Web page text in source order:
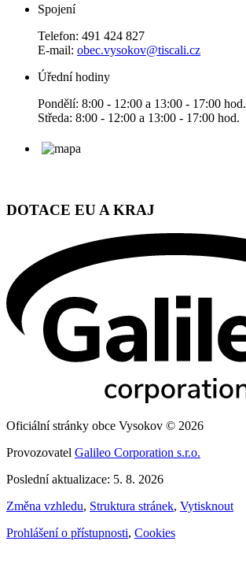
Spojení
Telefon: 491 424 827
E-mail: obec.vysokov@tiscali.cz
Úřední hodiny
Pondělí: 8:00 - 12:00 a 13:00 - 17:00 hod.
Středa: 8:00 - 12:00 a 13:00 - 17:00 hod.
DOTACE EU A KRAJ
Oficiální stránky obce Vysokov © 2026
Provozovatel Galileo Corporation s.r.o.
Poslední aktualizace: 5. 8. 2026
Změna vzhledu, Struktura stránek, Vytisknout
Prohlášení o přístupnosti, Cookies